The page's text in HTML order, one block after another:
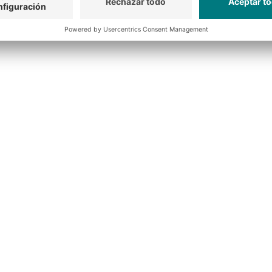
y la entrega se optimiza con la ayuda de almacenes